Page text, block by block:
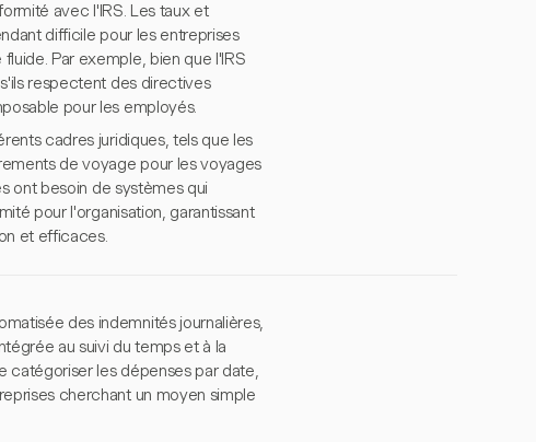
avec l'IRS. Les taux et
difficile pour les entreprises
Par exemple, bien que l'IRS
respectent des directives
pour les employés.
cadres juridiques, tels que les
de voyage pour les voyages
ont besoin de systèmes qui
pour l'organisation, garantissant
et efficaces.
des indemnités journalières,
au suivi du temps et à la
catégoriser les dépenses par date,
cherchant un moyen simple